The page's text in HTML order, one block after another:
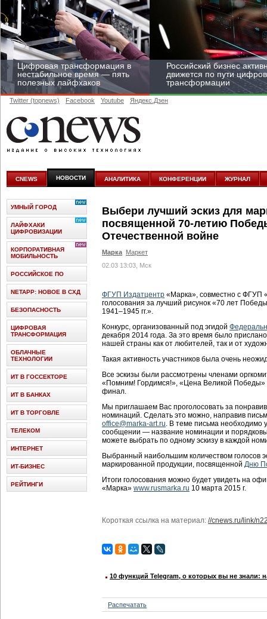
Цифровая трансформация в
нестабильное время — пять
полезных лайфхаков
Российский бизнес
движется по пути
трансформации
цифровизироваться со
скоростью крупных
корпораций
Twitter (topnews) Facebook Youtube Яндекс.Дзен
CNEWS НОВОСТИ АНАЛИТИКА КОНФЕРЕНЦИИ ЖУРНАЛ
Выбери лучший эскиз для
посвященной 70-летию
Отечественной войне
Марка Маркет
02.03 13:03, Мск
ФГУП Издатцентр «Марка», совместно с ФГУП
голосования за лучший рисунок «70 лет
1941–1945 гг.».
Конкурс, организованный под эгидой
декабря 2014 года. За это время было
нашей страны как от любителей, так и от
Такая активность участников была очень
Все эскизы были рассмотрены членами
«Помним! Гордимся!», «Цена Великой
финал.
Мы приглашаем Вас проголосовать за
номинаций. Сделать это можно, направив
office@marka-art.ru. В теме письма необходимо
сообщении — название номинации и
можете выбрать по одному эскизу в каждой
Выбранный наибольшим количеством голосов
маркированной продукции, посвященной Дню
Итоги голосования можно будет увидеть на
«Марка» www.rusmarka.ru 10 марта 2015 г.
Короткая ссылка на материал: //cnews.ru/link/
10 функций Telegram, о которых вы не знали:
Распечатать
УМНЫЙ ГОРОД
ЛАЙФХАКИ
ЦИФРОВИЗАЦИИ
КОРПОРАТИВНАЯ
МОБИЛЬНОСТЬ
РОССИЙСКОЕ ПО
NETAPP: НОВОЕ В СХД
БЕЗОПАСНОСТЬ
ЦИФРОВАЯ
ТРАНСФОРМАЦИЯ
ОБЛАЧНЫЕ
ТЕХНОЛОГИИ
ИТ В ГОССЕКТОРЕ
ИТ В БАНКАХ
ИТ В ТОРГОВЛЕ
ТЕЛЕКОМ
ИНТЕРНЕТ
ИТ-БИЗНЕС
РЕЙТИНГИ